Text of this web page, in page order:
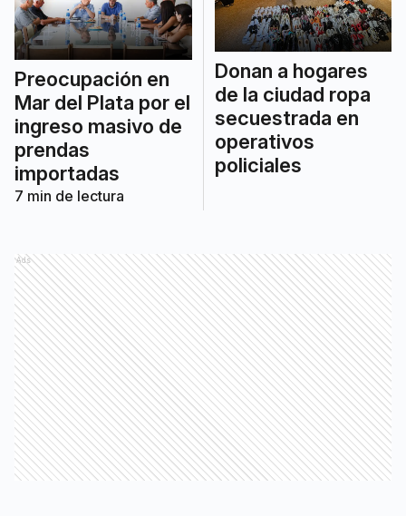
Preocupación en
Mar del Plata por el
ingreso masivo de
prendas
importadas
7 min de lectura
Donan a hogares
de la ciudad ropa
secuestrada en
operativos
policiales
Ads